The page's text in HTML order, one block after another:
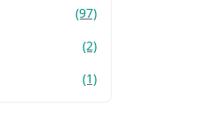
(97)
(2)
(1)